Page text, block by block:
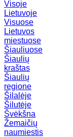
Visoje
Lietuvoje
Visuose
Lietuvos
miestuose
Šiauliuose
Šiaulių
kraštas
Šiaulių
regione
Šilalėje
Šilutėje
Švėkšna
Žemaičių
naumiestis